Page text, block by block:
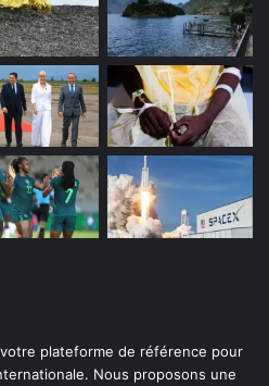
plateforme de référence pour
Nous proposons une